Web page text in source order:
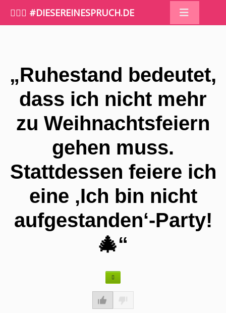
🤷🏼‍♀️ #DIESEREINESPRUCH.DE
„Ruhestand bedeutet,
dass ich nicht mehr
zu Weihnachtsfeiern
gehen muss.
Stattdessen feiere ich
eine ‚Ich bin nicht
aufgestanden‘-Party!
🎄“